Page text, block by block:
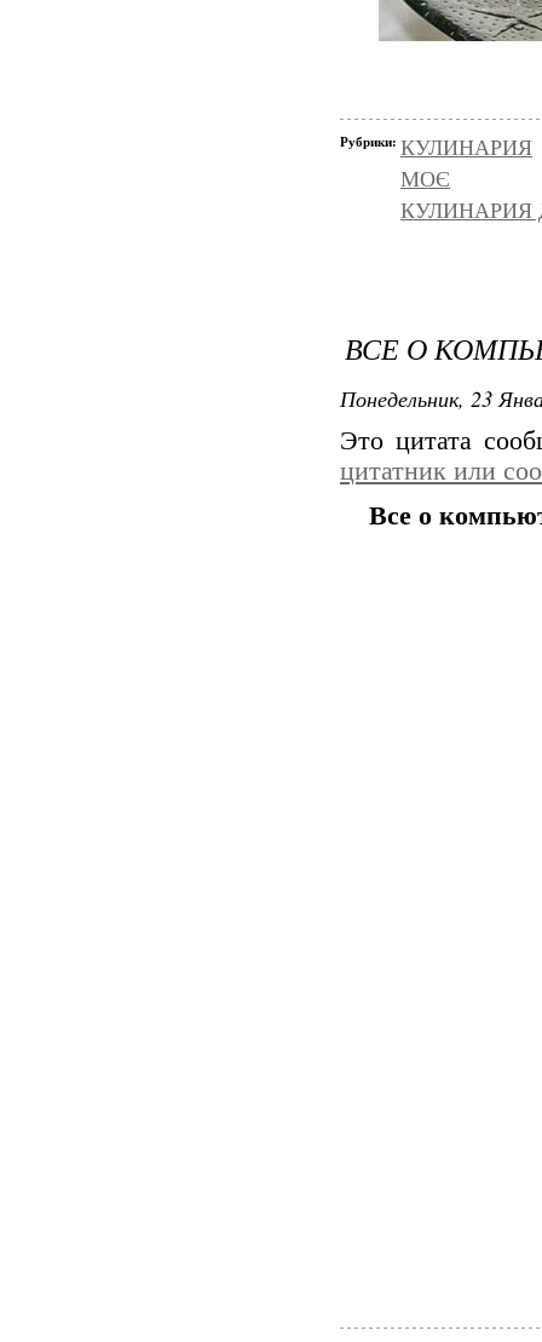
Рубрики: КУЛИНАРИЯ
МОЄ
КУЛИНАРИЯ
ВСЕ О
Понедельник, 23
Это цитата
цитатник или
Все о